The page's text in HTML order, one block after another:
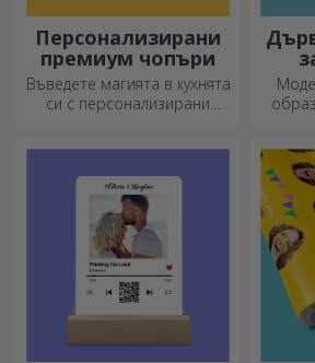
Персонализирани
премиум чопъри
Въведете магията в кухнята
си с персонализирани